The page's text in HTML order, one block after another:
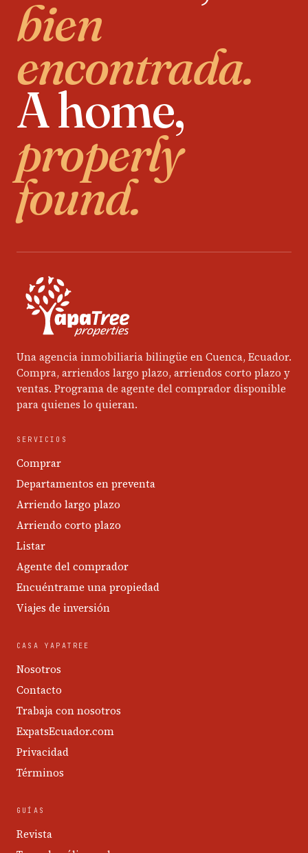
bien
encontrada.
A home,
properly
found.
Una agencia inmobiliaria bilingüe en Cuenca, Ecuador.
Compra, arriendos largo plazo, arriendos corto plazo y
ventas. Programa de agente del comprador disponible
para quienes lo quieran.
SERVICIOS
Comprar
Departamentos en preventa
Arriendo largo plazo
Arriendo corto plazo
Listar
Agente del comprador
Encuéntrame una propiedad
Viajes de inversión
CASA YAPATREE
Nosotros
Contacto
Trabaja con nosotros
ExpatsEcuador.com
Privacidad
Términos
GUÍAS
Revista